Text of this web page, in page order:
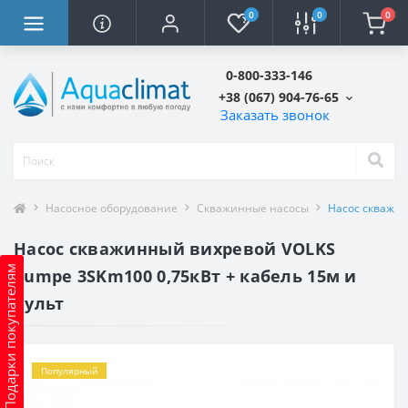
0 0 0
0-800-333-146
+38 (067) 904-76-65
Заказать звонок
Подарки покупателям
Насосное оборудование Скважинные насосы Насос
Насос скважинный вихревой VOLKS
pumpe 3SKm100 0,75кВт + кабель 15м и
пульт
Популярный